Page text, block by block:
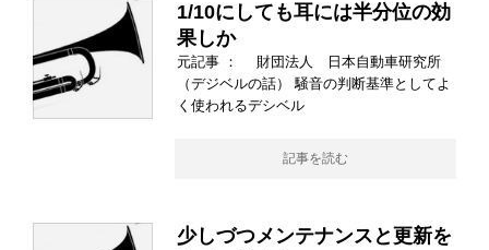
1/10にしても耳には半分位の効
果しか
元記事 ： 財団法人 日本自動車研究所
（デジベルの話） 騒音の判断基準としてよ
く使われるデシベル
記事を読む
少しづつメンテナンスと更新を